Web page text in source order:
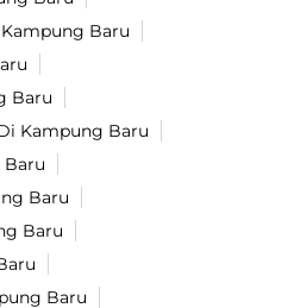
Baru
Baru
Kampung Baru
Baru
Baru
Baru
Baru